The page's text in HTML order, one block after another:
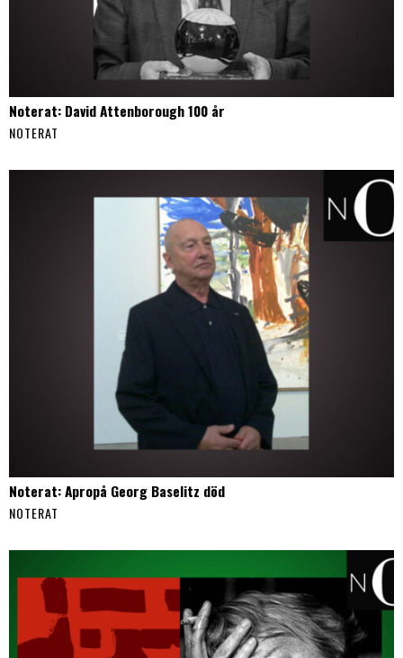
Noterat: David Attenborough 100 år
NOTERAT
Noterat: Apropå Georg Baselitz död
NOTERAT